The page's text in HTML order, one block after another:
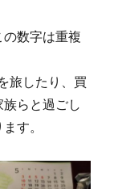
数字は重複
旅したり、買
らと過ごし
す。